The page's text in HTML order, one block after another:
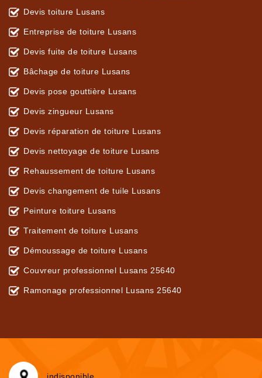
Devis toiture Lusans
Entreprise de toiture Lusans
Devis fuite de toiture Lusans
Bâchage de toiture Lusans
Devis pose gouttière Lusans
Devis zingueur Lusans
Devis réparation de toiture Lusans
Devis nettoyage de toiture Lusans
Rehaussement de toiture Lusans
Devis changement de tuile Lusans
Peinture toiture Lusans
Traitement de toiture Lusans
Démoussage de toiture Lusans
Couvreur professionnel Lusans 25640
Ramonage professionnel Lusans 25640